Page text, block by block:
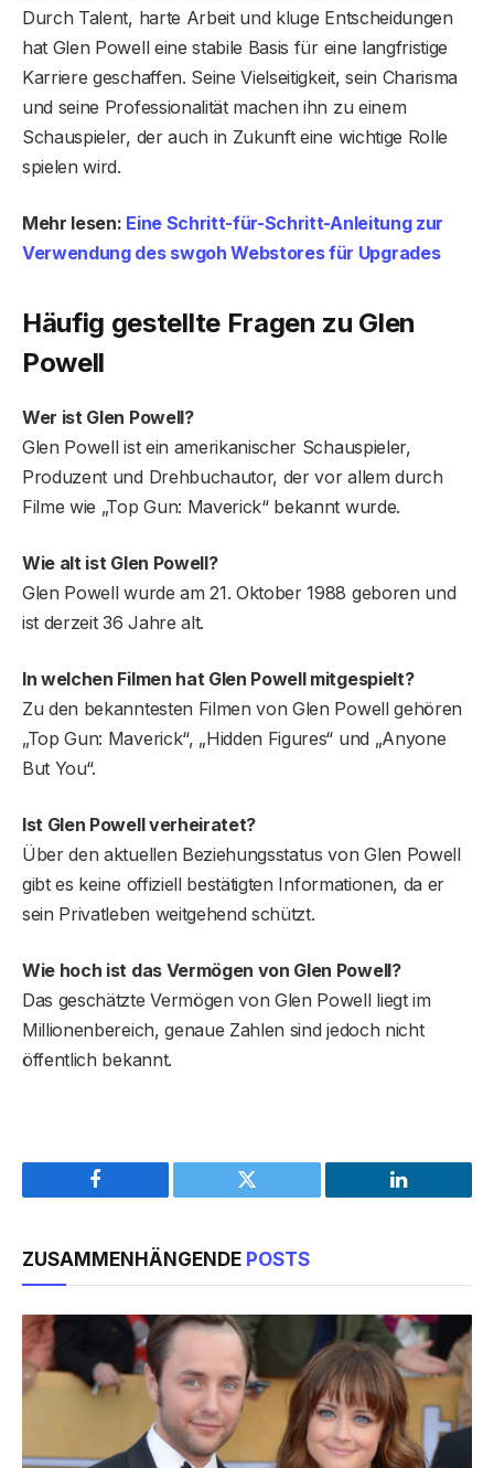
Durch Talent, harte Arbeit und kluge Entscheidungen
hat Glen Powell eine stabile Basis für eine langfristige
Karriere geschaffen. Seine Vielseitigkeit, sein Charisma
und seine Professionalität machen ihn zu einem
Schauspieler, der auch in Zukunft eine wichtige Rolle
spielen wird.
Mehr lesen: Eine Schritt-für-Schritt-Anleitung zur
Verwendung des swgoh Webstores für Upgrades
Häufig gestellte Fragen zu Glen
Powell
Wer ist Glen Powell?
Glen Powell ist ein amerikanischer Schauspieler,
Produzent und Drehbuchautor, der vor allem durch
Filme wie „Top Gun: Maverick“ bekannt wurde.
Wie alt ist Glen Powell?
Glen Powell wurde am 21. Oktober 1988 geboren und
ist derzeit 36 Jahre alt.
In welchen Filmen hat Glen Powell mitgespielt?
Zu den bekanntesten Filmen von Glen Powell gehören
„Top Gun: Maverick“, „Hidden Figures“ und „Anyone
But You“.
Ist Glen Powell verheiratet?
Über den aktuellen Beziehungsstatus von Glen Powell
gibt es keine offiziell bestätigten Informationen, da er
sein Privatleben weitgehend schützt.
Wie hoch ist das Vermögen von Glen Powell?
Das geschätzte Vermögen von Glen Powell liegt im
Millionenbereich, genaue Zahlen sind jedoch nicht
öffentlich bekannt.
Facebook Twitter LinkedIn
ZUSAMMENHÄNGENDE POSTS